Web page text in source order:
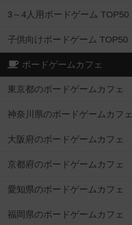
3～4人用ボードゲーム TOP50
子供向けボードゲーム TOP50
ボードゲームカフェ
東京都のボードゲームカフェ
神奈川県のボードゲームカフェ
大阪府のボードゲームカフェ
京都府のボードゲームカフェ
愛知県のボードゲームカフェ
福岡県のボードゲームカフェ